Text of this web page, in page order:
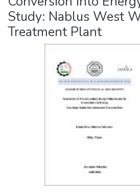
Study: Nablus West
Treatment Plant